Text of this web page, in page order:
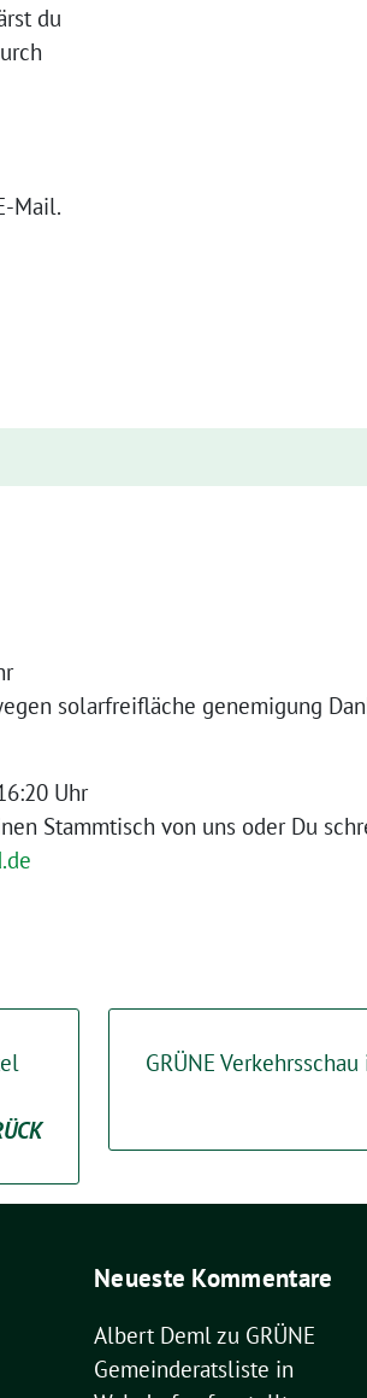
du
Mail.
solarfreifläche genemigung
Uhr
Stammtisch von uns oder Du
GRÜNE
Neueste Kommentare
Albert Demlzu GRÜNE
Gemeinderatsliste in